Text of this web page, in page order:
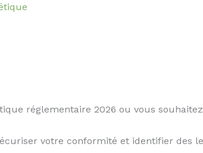
réglementaire 2026 ou vous
votre conformité et identifier des